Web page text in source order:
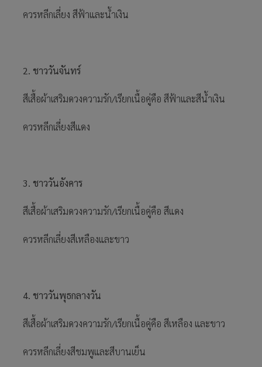
ควรหลีกเลี่ยง สีฟ้าและน้ำเงิน
2. ชาววันจันทร์
สีเสื้อผ้าเสริมดวงความรัก/เรียกเนื้อคู่คือ สีฟ้าและสีน้ำเงิน
ควรหลีกเลี่ยงสีแดง
3. ชาววันอังคาร
สีเสื้อผ้าเสริมดวงความรัก/เรียกเนื้อคู่คือ สีแดง
ควรหลีกเลี่ยงสีเหลืองและขาว
4. ชาววันพุธกลางวัน
สีเสื้อผ้าเสริมดวงความรัก/เรียกเนื้อคู่คือ สีเหลือง และขาว
ควรหลีกเลี่ยงสีชมพูและสีบานเย็น